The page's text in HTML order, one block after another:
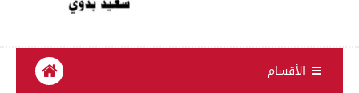
الأقسام